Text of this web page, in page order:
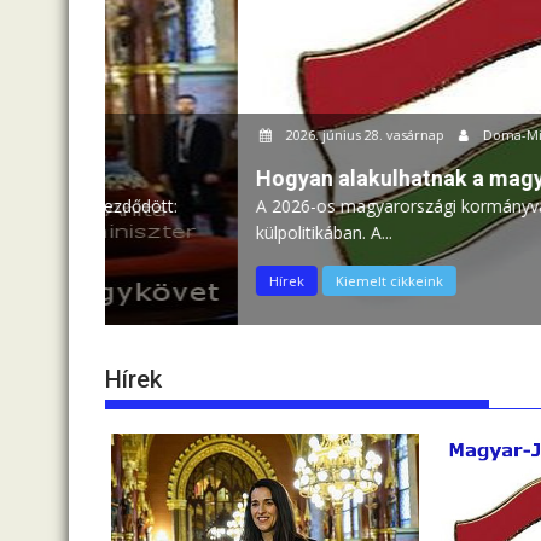
2026. június 28. vasárnap Doma-Mikó István
Hogyan alakulhatnak a magyar–japán
A 2026-os magyarországi kormányváltás után
külpolitikában. A...
Hírek Kiemelt cikkeink
Hírek